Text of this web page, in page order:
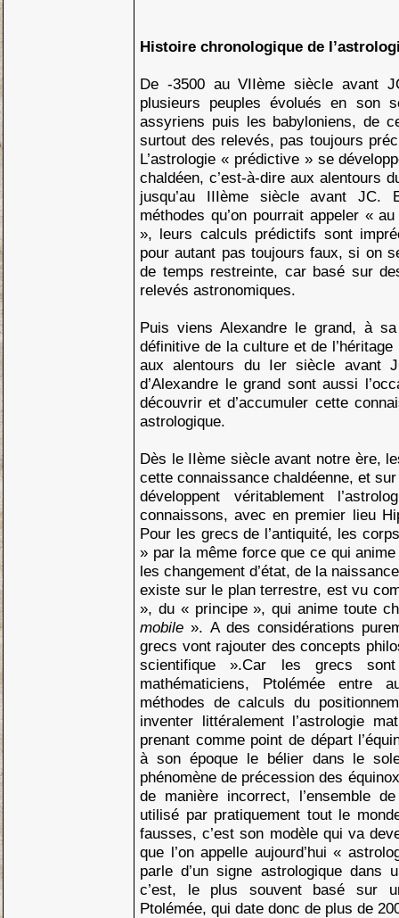
Histoire chronologique de
De -3500 au VIIème siècle avant
plusieurs peuples évolués en son
assyriens puis les babyloniens, de
surtout des relevés, pas toujours
L’astrologie « prédictive » se
chaldéen, c’est-à-dire aux alentours
jusqu’au IIIème siècle avant
méthodes qu’on pourrait appeler «
», leurs calculs prédictifs sont
pour autant pas toujours faux, si on
de temps restreinte, car basé sur
relevés astronomiques.
Puis viens Alexandre le grand, à
définitive de la culture et de
aux alentours du Ier siècle avant
d’Alexandre le grand sont aussi
découvrir et d’accumuler cette
astrologique.
Dès le IIème siècle avant notre ère,
cette connaissance chaldéenne, et
développent véritablement
connaissons, avec en premier lieu
Pour les grecs de l’antiquité, les
» par la même force que ce qui
les changement d’état, de la
existe sur le plan terrestre, est vu
», du « principe », qui anime toute
mobile». A des considérations
grecs vont rajouter des concepts
scientifique ».Car les grecs
mathématiciens, Ptolémée entre
méthodes de calculs du
inventer littéralement l’astrologie
prenant comme point de départ
à son époque le bélier dans le
phénomène de précession des
de manière incorrect, l’ensemble
utilisé par pratiquement tout le
fausses, c’est son modèle qui va
que l’on appelle aujourd’hui «
parle d’un signe astrologique dans
c’est, le plus souvent basé sur
Ptolémée, qui date donc de plus de